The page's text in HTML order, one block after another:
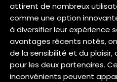
attirent de nombreux
comme une option
à diversifier leur expérience
avantages récents notés,
de la sensibilité et du plaisir,
pour les deux partenaires.
inconvénients peuvent